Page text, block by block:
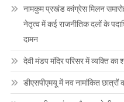
नामकुम प्रखंड कांग्रेस मिलन
नेतृत्व में कई राजनीतिक दलों के
दामन
देवी मंडप मंदिर परिसर में व्यक्ति का
डीएसपीएमयू में नव नामांकित छात्रों